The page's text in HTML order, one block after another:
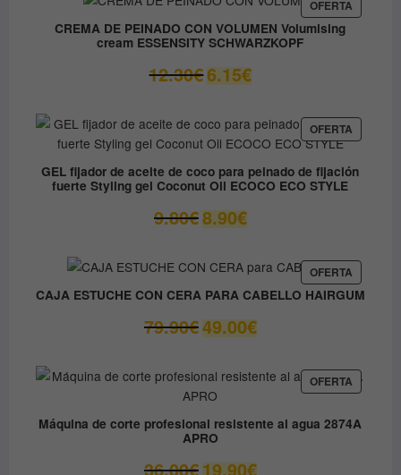
era:
37.45€.
es:
31.80€.
OFERTA
EN
CREMA DE PEINADO CON VOLUMEN Volumising
cream ESSENSITY SCHWARZKOPF
12.30€El
precio
era:
12.30€.
6.15€El
precio
es:
6.15€.
OFERTA
EN
GEL fijador de aceite de coco para peinado de fijación
fuerte Styling gel Coconut Oil ECOCO ECO STYLE
9.80€ El
precio
era:
9.80€.
8.90€El
precio
es:
8.90€.
OFERTA
EN
CAJA ESTUCHE CON CERA PARA CABELLO HAIRGUM
79.90€ El
precio
era:
79.90€.
49.00€El
precio
es:
OFERTA
EN
Máquina de corte profesional resistente al agua 2874A
APRO
36.00€ El
19.90€El